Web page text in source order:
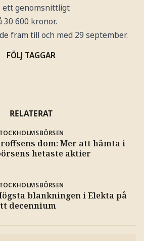
ett genomsnittligt
600 kronor.
fram till och med 29 september.
FÖLJ TAGGAR
RELATERAT
dom: Mer att hämta i
hetaste aktier
blankningen i Elekta på
decennium